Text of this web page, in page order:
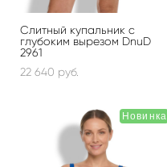
Слитный купальник с
глубоким вырезом DnuD
2961
22 640 pуб.
Новинка